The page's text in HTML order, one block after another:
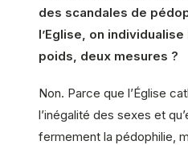
des scandales de
l’Eglise, on
poids, deux mesures ?
Non. Parce que l’Église
l’inégalité des sexes et
fermement la pédophilie,